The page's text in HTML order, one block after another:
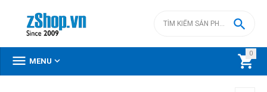
0


 MENU 